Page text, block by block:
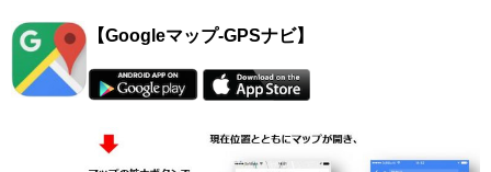
【Googleマップ-GPSナビ】